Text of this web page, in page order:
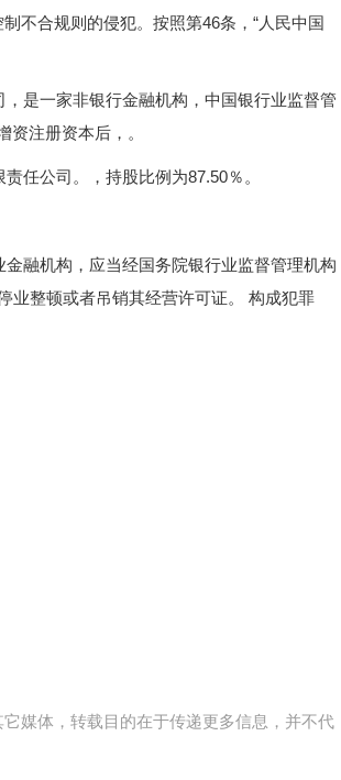
不合规则的侵犯。按照第46条，“人民中国
是一家非银行金融机构，中国银行业监督管
注册资本后，。
公司。，持股比例为87.50％。
融机构，应当经国务院银行业监督管理机构
业整顿或者吊销其经营许可证。 构成犯罪
媒体，转载目的在于传递更多信息，并不代